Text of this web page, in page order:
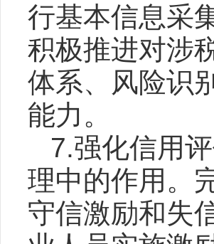
行基本信息采
积极推进对涉
体系、风险识
能力。
7.强化信用
理中的作用。
守信激励和失